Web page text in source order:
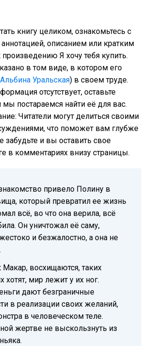
книгу целиком, ознакомьтесь с
описанием или кратким
Я хочу тебя купить.
в том виде, в котором его
Альбина Уральская) в своем труде.
отсутствует, оставьте
постараемся найти её для вас.
Читатели могут делиться своими
что поможет вам глубже
забудьте и вы оставить свое
в комментариях внизу страницы.
привело Полину в
который превратил ее жизнь
всё, во что она верила, всё
Он уничтожал её саму,
и безжалостно, а она не
Макар, восхищаются, таких
хотят, мир лежит у их ног.
дают безграничные
в реализации своих желаний,
в человеческом теле.
жертве не выскользнуть из